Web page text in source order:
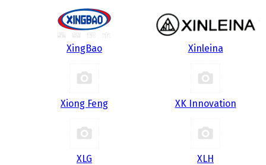
XingBao Xinleina
Xiong Feng XK Innovation
XLG XLH